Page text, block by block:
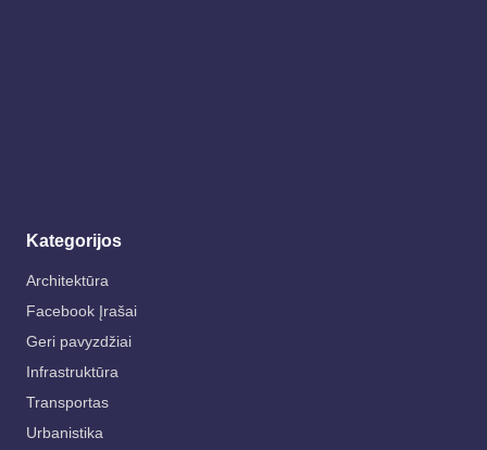
Kategorijos
Architektūra
Facebook Įrašai
Geri pavyzdžiai
Infrastruktūra
Transportas
Urbanistika